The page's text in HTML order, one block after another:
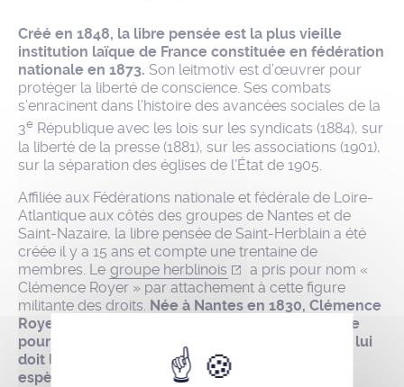
Créé en 1848, la libre pensée est la plus vieille
institution laïque de France constituée en fédération
nationale en 1873. Son leitmotiv est d’œuvrer pour
protéger la liberté de conscience. Ses combats
s’enracinent dans l’histoire des avancées sociales de la
3e République avec les lois sur les syndicats (1884), sur
la liberté de la presse (1881), sur les associations (1901),
sur la séparation des églises de l’État de 1905.
Affiliée aux Fédérations nationale et fédérale de Loire-
Atlantique aux côtés des groupes de Nantes et de
Saint-Nazaire, la libre pensée de Saint-Herblain a été
créée il y a 15 ans et compte une trentaine de
membres. Le groupe herblinois
a pris pour nom «
Clémence Royer » par attachement à cette figure
militante des droits. Née à Nantes en 1830, Clémence
Royer fut philosophe, libre penseuse et militante
pour la liberté de conscience et scientifique. On lui
doit la première traduction de « L’Origine des
espèces » de Charles Darwin.